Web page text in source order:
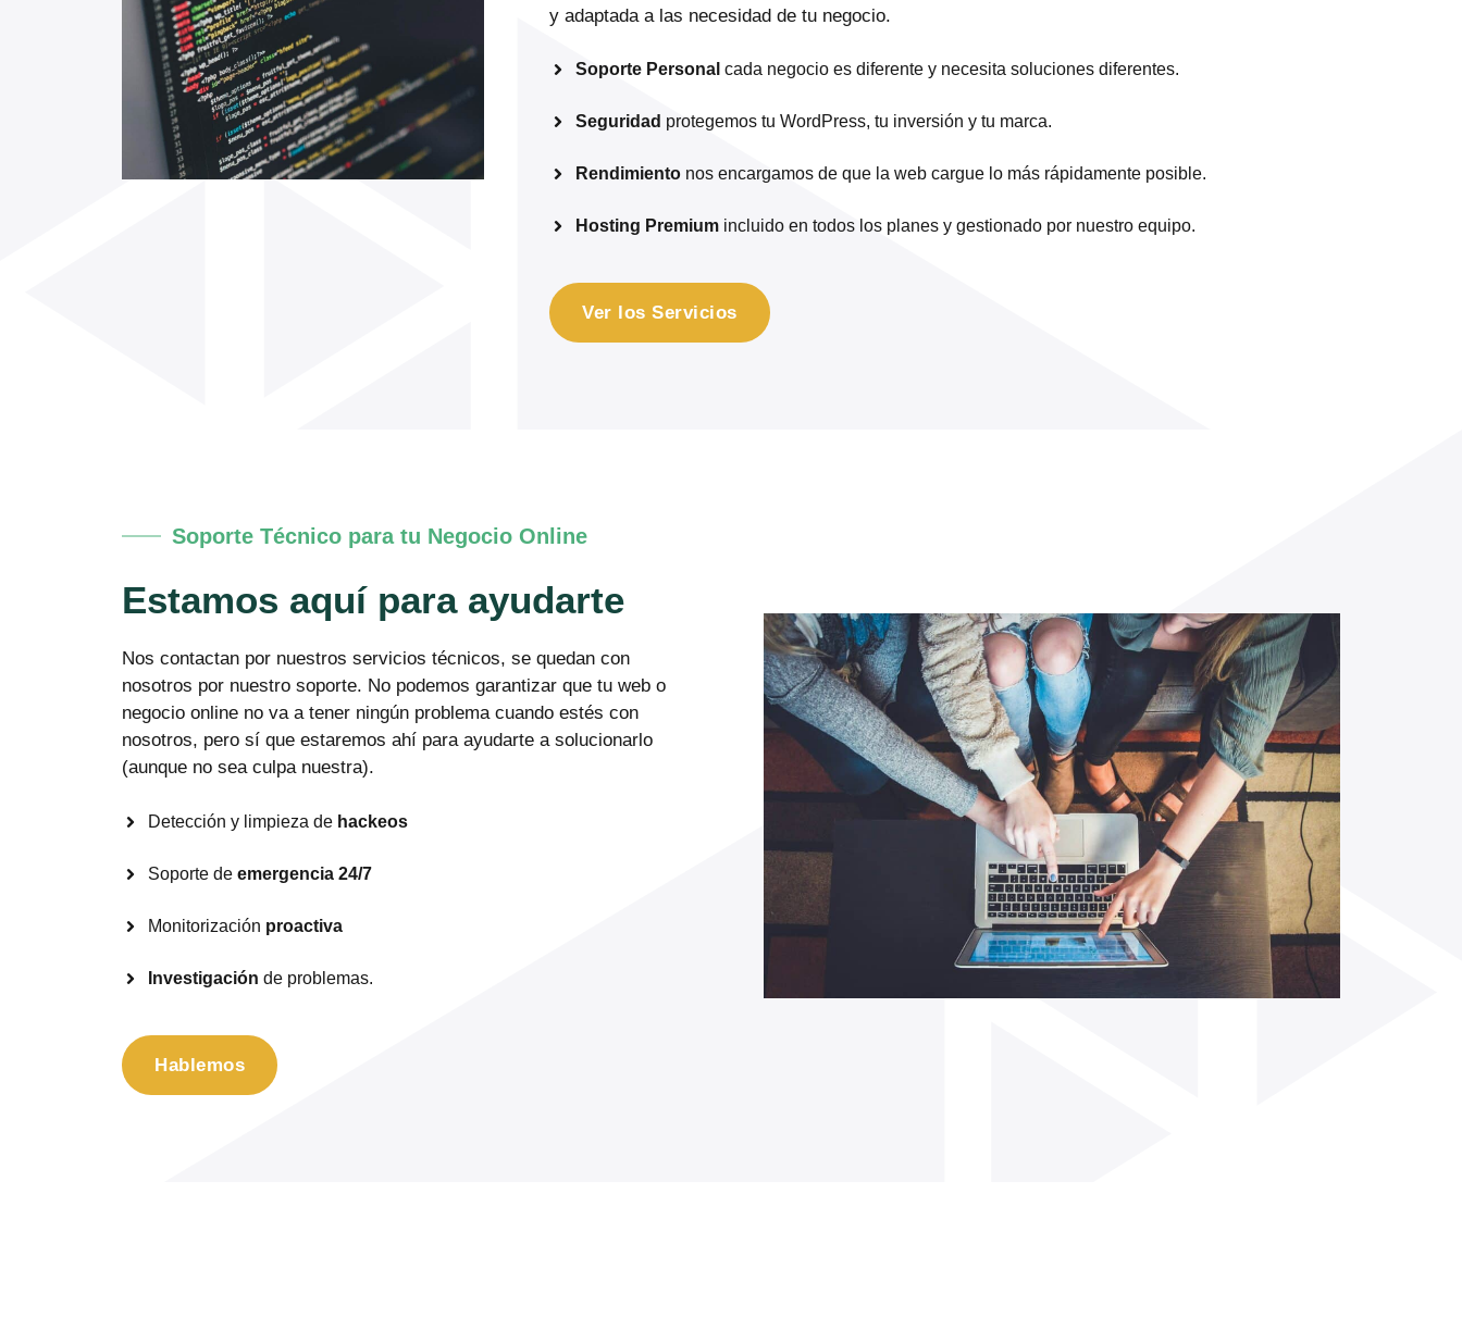
y adaptada a las necesidad de tu negocio.
Soporte Personal cada negocio es diferente y necesita soluciones diferentes.
Seguridad protegemos tu WordPress, tu inversión y tu marca.
Rendimiento nos encargamos de que la web cargue lo más rápidamente posible.
Hosting Premium incluido en todos los planes y gestionado por nuestro equipo.
Ver los Servicios
Soporte Técnico para tu Negocio Online
Estamos aquí para ayudarte
Nos contactan por nuestros servicios técnicos, se quedan con
nosotros por nuestro soporte. No podemos garantizar que tu web o
negocio online no va a tener ningún problema cuando estés con
nosotros, pero sí que estaremos ahí para ayudarte a solucionarlo
(aunque no sea culpa nuestra).
Detección y limpieza de hackeos
Soporte de emergencia 24/7
Monitorización proactiva
Investigación de problemas.
Hablemos